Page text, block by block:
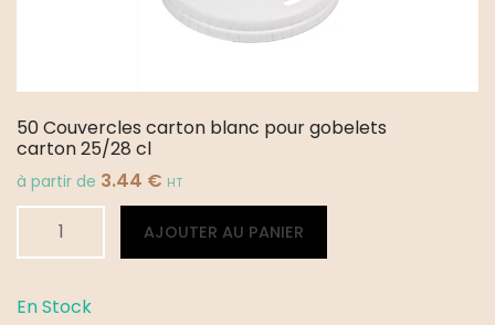
50 Couvercles carton blanc pour gobelets
carton 25/28 cl
à partir de 3.44 € HT
Couvercles
AJOUTER AU PANIER
Alternative:
En Stock